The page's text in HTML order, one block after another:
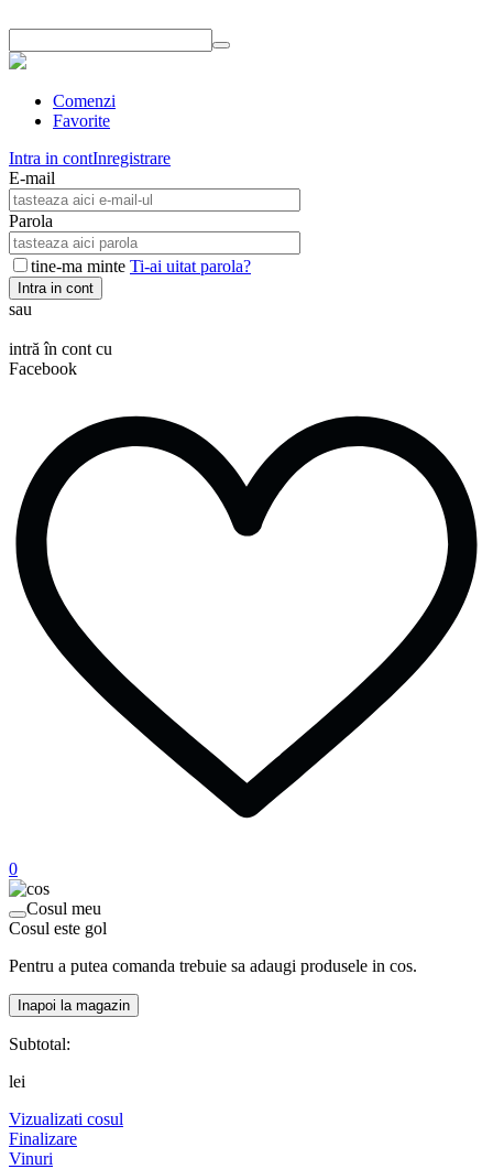
Comenzi
Favorite
Intra in contInregistrare
E-mail
Parola
tine-ma minte Ti-ai uitat parola?
Intra in cont
sau
intră în cont cu
Facebook
0
Cosul meu
Cosul este gol
Pentru a putea comanda trebuie sa adaugi produsele in cos.
Inapoi la magazin
Subtotal:
lei
Vizualizati cosul
Finalizare
Vinuri